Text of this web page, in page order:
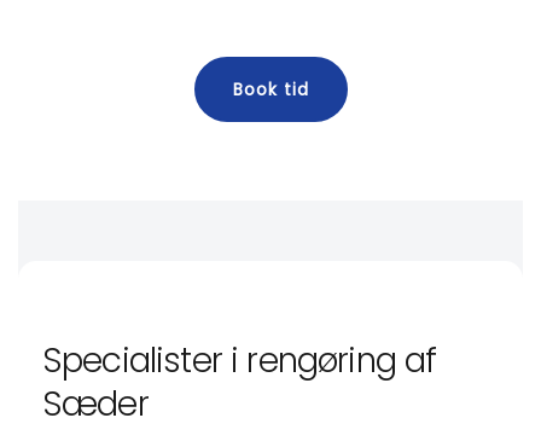
Book tid
Specialister i rengøring af
Sæder